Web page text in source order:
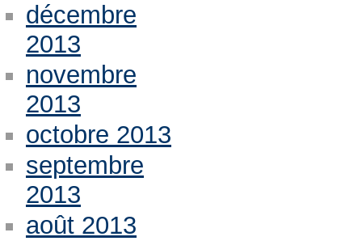
décembre
2013
novembre
2013
octobre 2013
septembre
2013
août 2013